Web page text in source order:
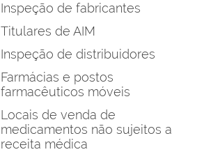
Inspeção de fabricantes
Titulares de AIM
Inspeção de distribuidores
Farmácias e postos
farmacêuticos móveis
Locais de venda de
medicamentos não sujeitos a
receita médica